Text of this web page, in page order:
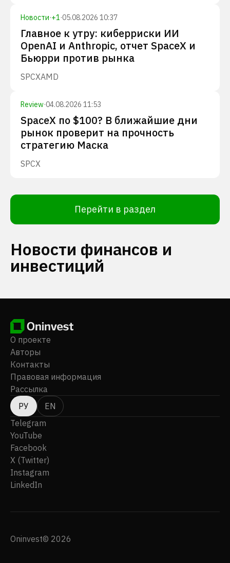
Новости·+1·05.08.2026 10:37
Главное к утру: киберриски ИИ
OpenAI и Anthropic, отчет SpaceX и
Бьюрри против рынка
SPCXAMD
Review·04.08.2026 11:53
SpaceX по $100? В ближайшие дни
рынок проверит на прочность
стратегию Маска
SPCX
Перейти в раздел
Новости финансов и
инвестиций
О проекте
Авторы
Контакты
Правовая информация
Рассылка
РУ
EN
Telegram
YouTube
Facebook
X (Twitter)
Instagram
LinkedIn
Oninvest© 2026